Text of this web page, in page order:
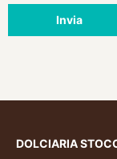
Invia
DOLCIARIA